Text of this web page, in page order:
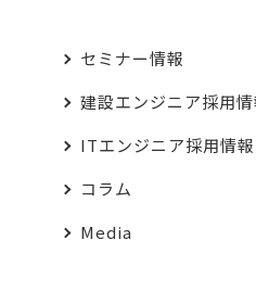
セミナー情報
建設エンジニア採用情
ITエンジニア採用情報
コラム
Media